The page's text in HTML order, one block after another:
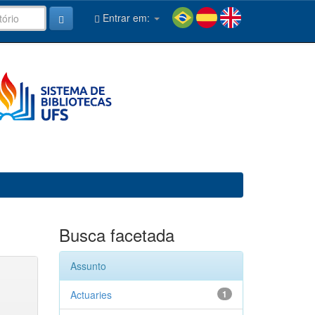
Entrar em:
Busca facetada
Assunto
1
Actuaries